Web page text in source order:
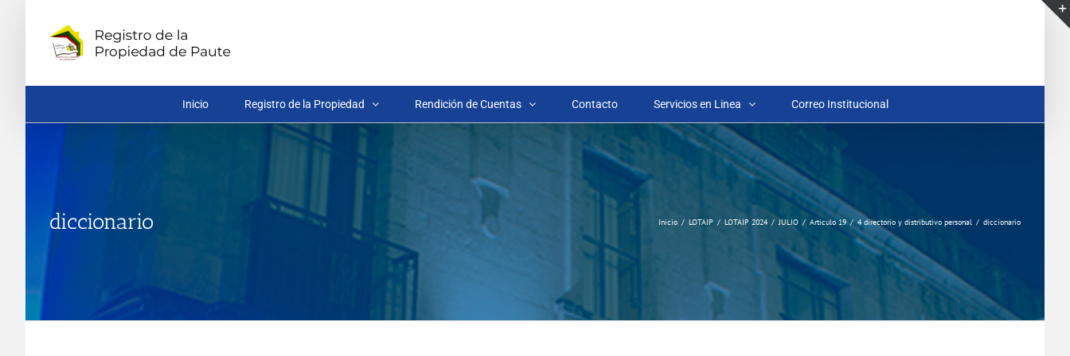
contenido
Inicio Registro de la Propiedad Rendición de Cuentas Contacto Servicios en Linea Correo Institucional
diccionario Inicio LOTAIP LOTAIP 2024 JULIO Articulo 19 4 directorio y distributivo personal diccionario